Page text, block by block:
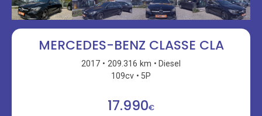
MERCEDES-BENZ CLASSE CLA
2017 209.316 km
Diesel
109cv
5P
17.990€